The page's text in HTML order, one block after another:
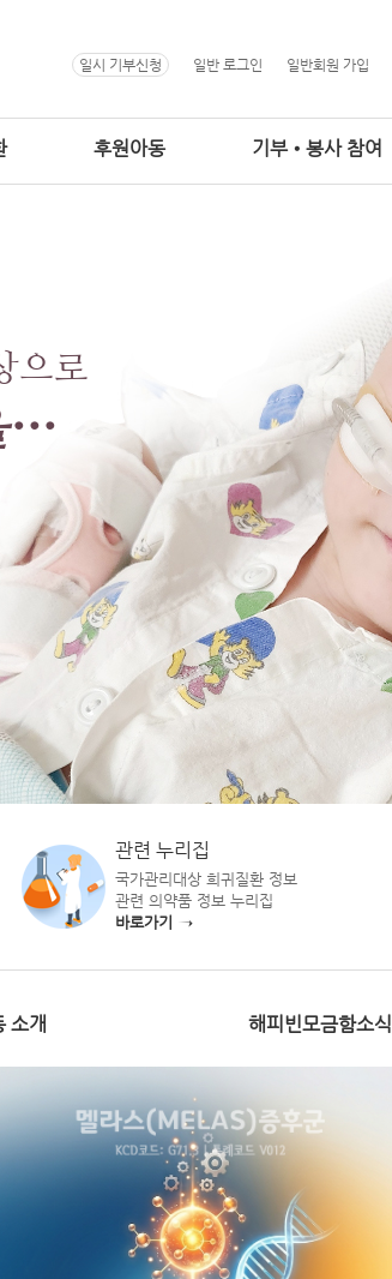
일시 기부신청 일반 로그인 일반회원 가입
후원아동 기부•봉사 참여
으로
…
관련 누리집
국가관리대상 희귀질환 정보
관련 의약품 정보 누리집
바로가기 →
소개 해피빈모금함소식